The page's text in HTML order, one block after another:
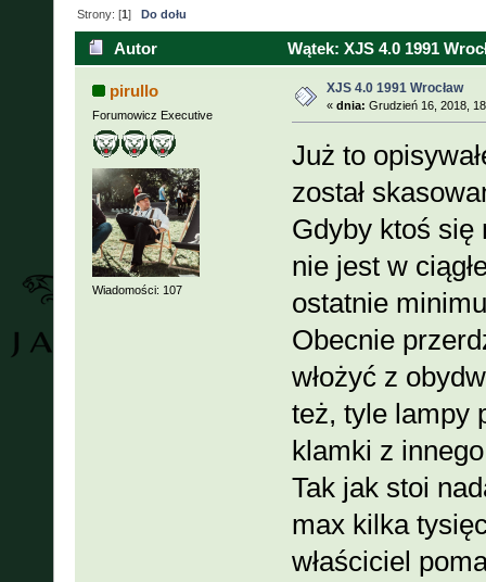
Strony: [1] Do dołu
Autor Wątek: XJS 4.0 1991
pirullo
Forumowicz Executive
Wiadomości: 107
XJS 4.0 1991 Wrocław
« dnia: Grudzień 16, 2018,
Już to
został
Gdyby ktoś się
nie jest w
ostatnie
Obecnie
włożyć z
też, tyle lampy
klamki z
Tak jak stoi
max kilka
właściciel